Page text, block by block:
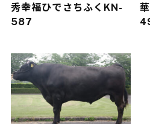
秀幸福ひでさちふく KN-
587